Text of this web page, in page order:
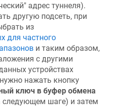
адрес туннеля).
другую подсеть, при
из
для частного
и таким образом,
с другими
устройствах
нажать кнопку
ключ в буфер обмена
следующем шаге) и затем